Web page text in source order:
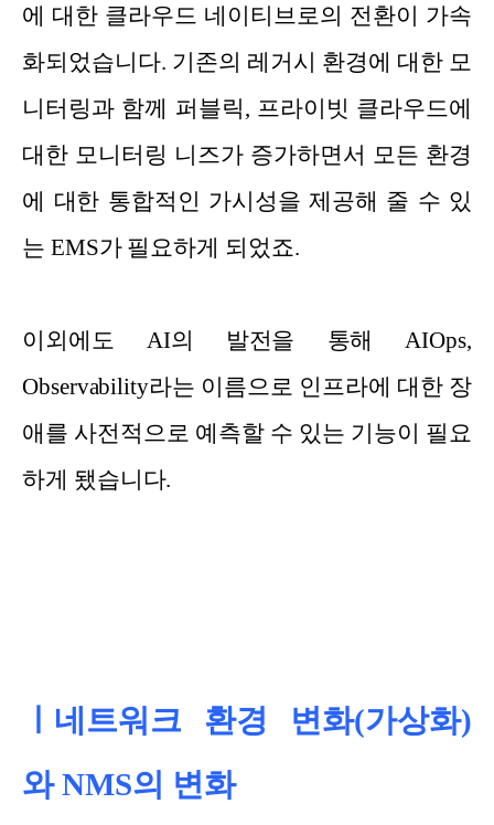
에 대한 클라우드 네이티브로의 전환이 가속
화되었습니다. 기존의 레거시 환경에 대한 모
니터링과 함께 퍼블릭, 프라이빗 클라우드에
대한 모니터링 니즈가 증가하면서 모든 환경
에 대한 통합적인 가시성을 제공해 줄 수 있
는 EMS가 필요하게 되었죠.
이외에도 AI의 발전을 통해 AIOps,
Observability라는 이름으로 인프라에 대한 장
애를 사전적으로 예측할 수 있는 기능이 필요
하게 됐습니다.
ㅣ네트워크 환경 변화(가상화)
와 NMS의 변화